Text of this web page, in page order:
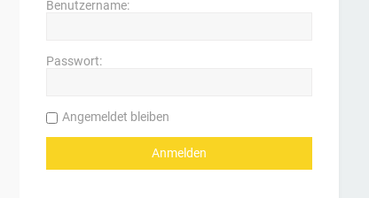
Benutzername:
Passwort:
Angemeldet bleiben